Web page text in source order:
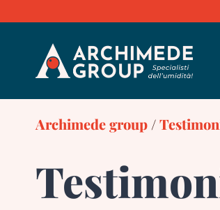
content
Archimede group /